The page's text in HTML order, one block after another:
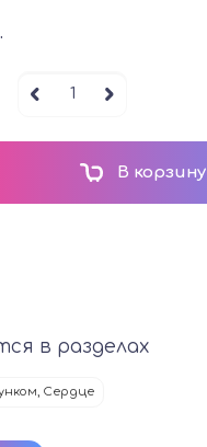
В корзину
в разделах
Сердце